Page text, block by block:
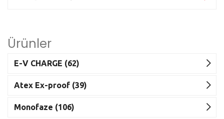
Ürünler
E-V CHARGE (62)
Atex Ex-proof (39)
Monofaze (106)